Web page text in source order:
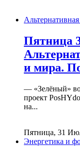
Пятница
и мира.
— «Зелёный»
проект
на...
Пятница, 31
Энергетика и